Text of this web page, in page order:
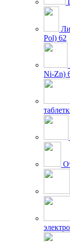
Pol) 62
Ni-Zn)